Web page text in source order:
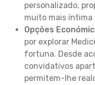
personalizado,
muito mais íntima
Opções
por explorar
fortuna. Desde
convidativos
permitem-lhe